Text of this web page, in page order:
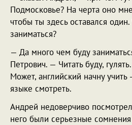
Подмосковье? На черта оно
чтобы ты здесь оставался
заниматься?
— Да много чем буду
Петрович. — Читать буду,
Может, английский начну
языке смотреть.
Андрей недоверчиво
него были серьезные